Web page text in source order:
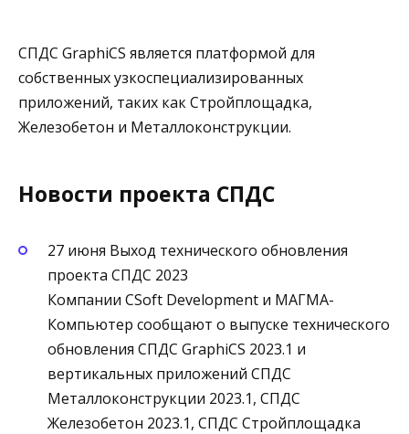
СПДС GraphiCS является платформой для
собственных узкоспециализированных
приложений, таких как Стройплощадка,
Железобетон и Металлоконструкции.
Новости проекта СПДС
27 июня Выход технического обновления
проекта СПДС 2023
Компании CSoft Development и МАГМА-
Компьютер сообщают о выпуске технического
обновления СПДС GraphiCS 2023.1 и
вертикальных приложений СПДС
Металлоконструкции 2023.1, СПДС
Железобетон 2023.1, СПДС Стройплощадка